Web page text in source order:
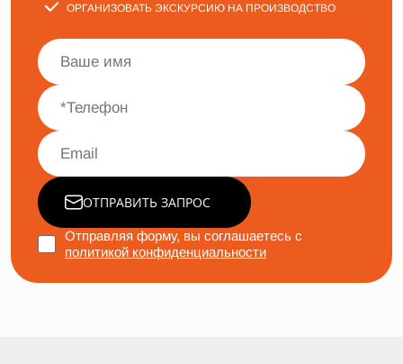
ОРГАНИЗОВАТЬ ЭКСКУРСИЮ НА ПРОИЗВОДСТВО
ОТПРАВИТЬ ЗАПРОС
Отправляя форму, вы соглашаетесь с
политикой конфиденциальности